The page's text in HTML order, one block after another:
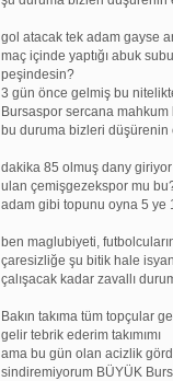
gol atacak tek adam gayse
maç içinde yaptığı abuk
peşindesin?
3 gün önce gelmiş bu
Bursaspor sercana mahkum
bu duruma bizleri düşürenin
dakika 85 olmuş dany
ulan çemişgezekspor mu
adam gibi topunu oyna 5 ye
ben maglubiyeti,
çaresizliğe şu bitik hale
çalışacak kadar zavallı
Bakın takıma tüm topçular
gelir tebrik ederim takımımı
ama bu gün olan acizlik
sindiremiyorum BÜYÜK